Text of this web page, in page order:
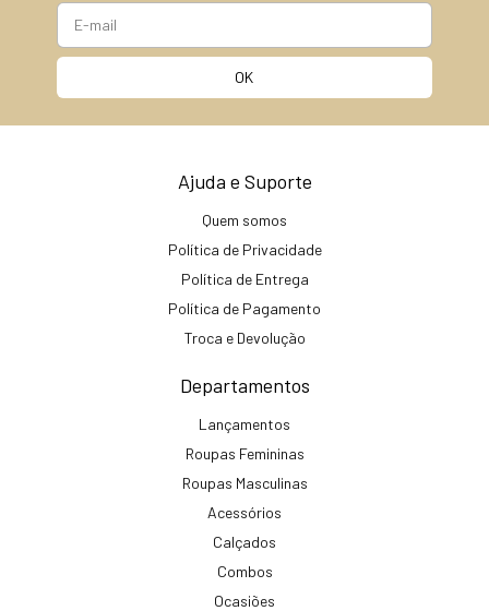
Ajuda e Suporte
Quem somos
Política de Privacidade
Política de Entrega
Política de Pagamento
Troca e Devolução
Departamentos
Lançamentos
Roupas Femininas
Roupas Masculinas
Acessórios
Calçados
Combos
Ocasiões